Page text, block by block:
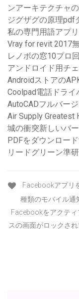
ンアーキテクチャ
ジグザグの原理pdf
私の専門用語アプ
Vray for revit 2017
レノボの窓10プロ
アンドロイド用チ
Androidストアの
Coolpad電話ドラ
AutoCADフルバー
Air Supply Greatest
城の衝突新しいバ
PDFをダウンロー
リードグリーン準
Facebookアプリ
種類のモバイル通
Facebookをアクテ
スの画面がロックさ